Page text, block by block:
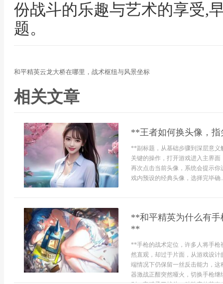
份战斗的乐趣与艺术的享受,
题。
和平精英云龙大桥在哪里，战术枢纽与风景坐标
相关文章
**王者如何换头像，
**副标题，从基础步骤到深层意
关键的操作，打开游戏进入主界
再次点击当前头像，系统会提示
戏内预设的经典头像，选择完毕确
**和平精英为什么有
**
**手枪的战术定位，许多人将手枪
然直观，却过于片面，从游戏设
端情况下仍保留一丝反击能力，
器激战正酣突然哑火，切换手枪